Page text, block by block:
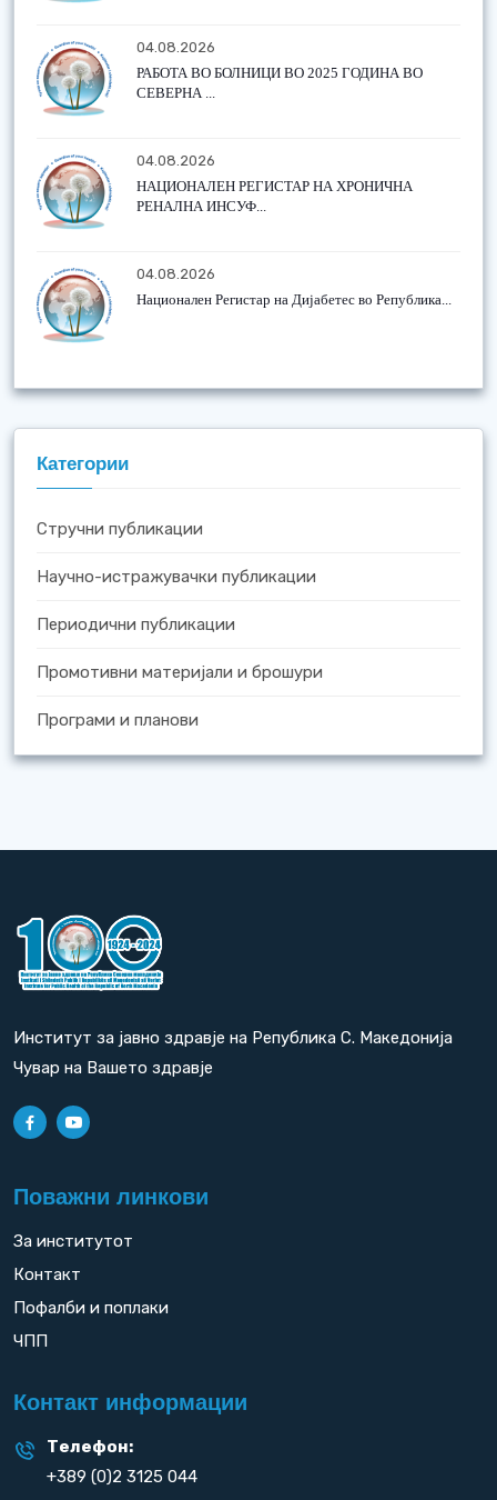
04.08.2026
РАБОТА ВО БОЛНИЦИ ВО 2025 ГОДИНА ВО
СЕВЕРНА ...
04.08.2026
НАЦИОНАЛЕН РЕГИСТАР НА ХРОНИЧНА
РЕНАЛНА ИНСУФ...
04.08.2026
Национален Регистар на Дијабетес во Република...
Категории
Стручни публикации
Научно-истражувачки публикации
Периодични публикации
Промотивни материјали и брошури
Програми и планови
Институт за јавно здравје на Република С. Македонија
Чувар на Вашето здравје
Поважни линкови
За институтот
Контакт
Пофалби и поплаки
ЧПП
Контакт информации
Телефон:
+389 (0)2 3125 044